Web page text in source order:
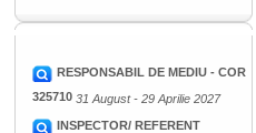
RESPONSABIL DE MEDIU - COR
325710 31 August - 29 Aprilie 2027
INSPECTOR/ REFERENT